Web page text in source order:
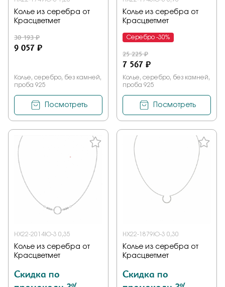
Колье из серебра от
Красцветмет
30 193 ₽
9 057 ₽
Колье, серебро, без камней,
проба 925
Посмотреть
Колье из серебра от
Красцветмет
Серебро -30%
25 225 ₽
7 567 ₽
Колье, серебро, без камней,
проба 925
Посмотреть
НХ22-2014Ю-3 0,35
Колье из серебра от
Красцветмет
Скидка по
НХ22-1879Ю-3 0,30
Колье из серебра от
Красцветмет
Скидка по